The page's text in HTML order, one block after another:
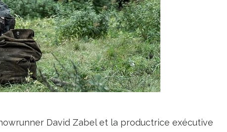
David Zabel et la productrice exécutive